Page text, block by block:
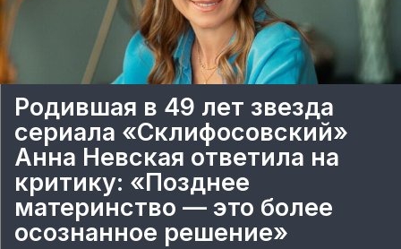
Родившая в 49 лет звезда
сериала «Склифосовский»
Анна Невская ответила на
критику: «Позднее
материнство — это более
осознанное решение»